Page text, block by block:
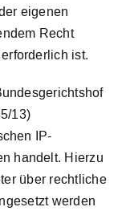
eigenen
Recht
ist.
13)
IP-
handelt. Hierzu
über rechtliche
werden